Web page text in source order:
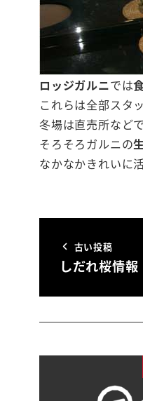
ロッジガルニでは
これらは全部スタ
冬場は直売所など
そろそろガルニの
なかなかきれいに
古い投稿
しだれ桜情報